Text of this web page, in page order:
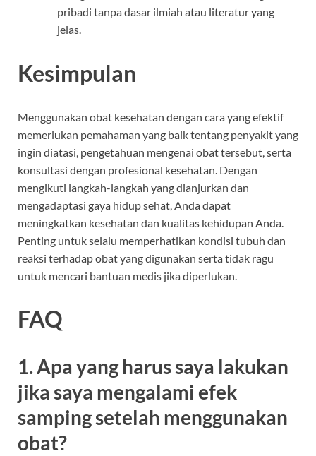
pribadi tanpa dasar ilmiah atau literatur yang
jelas.
Kesimpulan
Menggunakan obat kesehatan dengan cara yang efektif
memerlukan pemahaman yang baik tentang penyakit yang
ingin diatasi, pengetahuan mengenai obat tersebut, serta
konsultasi dengan profesional kesehatan. Dengan
mengikuti langkah-langkah yang dianjurkan dan
mengadaptasi gaya hidup sehat, Anda dapat
meningkatkan kesehatan dan kualitas kehidupan Anda.
Penting untuk selalu memperhatikan kondisi tubuh dan
reaksi terhadap obat yang digunakan serta tidak ragu
untuk mencari bantuan medis jika diperlukan.
FAQ
1. Apa yang harus saya lakukan
jika saya mengalami efek
samping setelah menggunakan
obat?